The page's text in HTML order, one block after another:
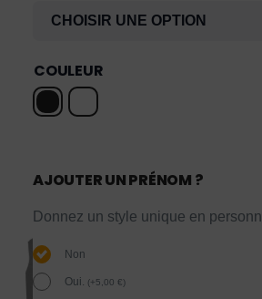
COULEUR
AJOUTER UN PRÉNOM ?
Donnez un style unique en
Non
Oui. (+5,00 €)